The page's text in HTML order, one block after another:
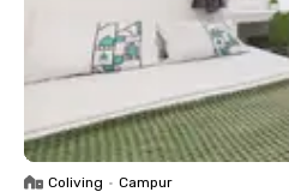
Coliving • Campur